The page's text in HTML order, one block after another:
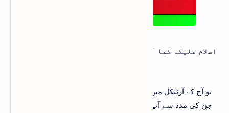
تو آج کے آرٹیکل میں آپ کو دو زبردست ایپ کے بارے میں بتاؤں گا
جن کی مدد سے آپ ان لمیٹڈ فری میوزک ڈاؤن لوڈ کر سکتے ہیں